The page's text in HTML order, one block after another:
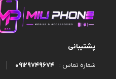
پشتیبانی
شماره تماس : 09129749674